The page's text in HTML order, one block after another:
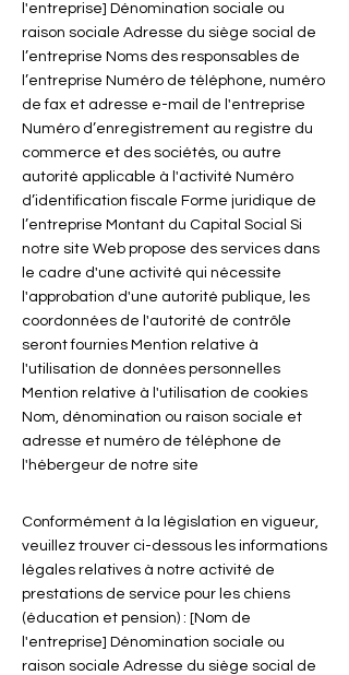
l'entreprise] Dénomination sociale ou
raison sociale Adresse du siège social de
l’entreprise Noms des responsables de
l’entreprise Numéro de téléphone, numéro
de fax et adresse e-mail de l'entreprise
Numéro d’enregistrement au registre du
commerce et des sociétés, ou autre
autorité applicable à l'activité Numéro
d’identification fiscale Forme juridique de
l’entreprise Montant du Capital Social Si
notre site Web propose des services dans
le cadre d'une activité qui nécessite
l'approbation d'une autorité publique, les
coordonnées de l'autorité de contrôle
seront fournies Mention relative à
l'utilisation de données personnelles
Mention relative à l'utilisation de cookies
Nom, dénomination ou raison sociale et
adresse et numéro de téléphone de
l'hébergeur de notre site
Conformément à la législation en vigueur,
veuillez trouver ci-dessous les informations
légales relatives à notre activité de
prestations de service pour les chiens
(éducation et pension) : [Nom de
l'entreprise] Dénomination sociale ou
raison sociale Adresse du siège social de